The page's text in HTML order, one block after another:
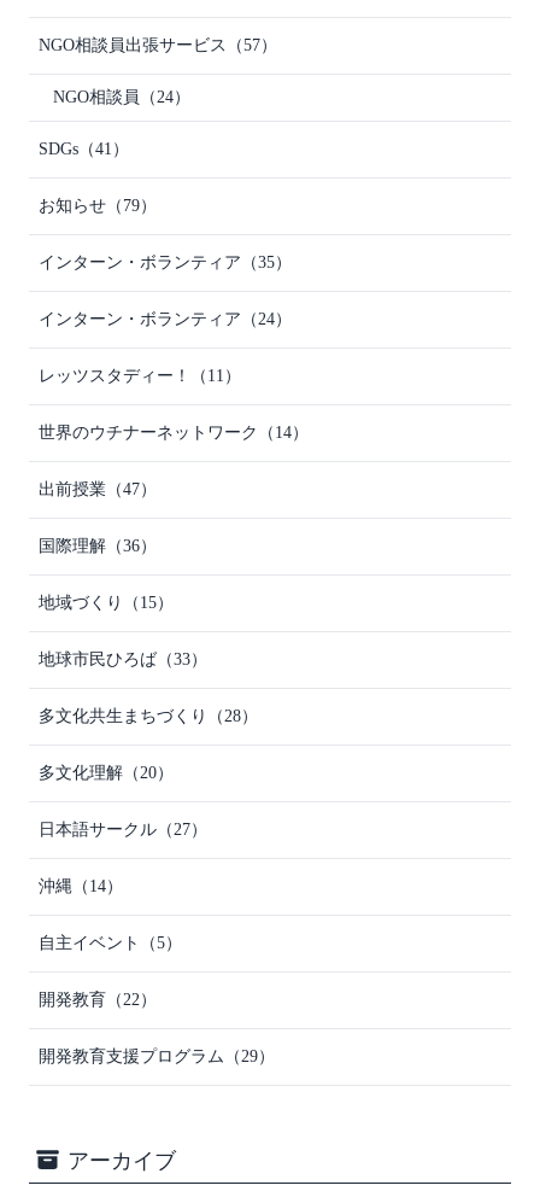
NGO相談員出張サービス （57）
NGO相談員 （24）
SDGs （41）
お知らせ （79）
インターン・ボランティア （35）
インターン・ボランティア （24）
レッツスタディー！ （11）
世界のウチナーネットワーク （14）
出前授業 （47）
国際理解 （36）
地域づくり （15）
地球市民ひろば （33）
多文化共生まちづくり （28）
多文化理解 （20）
日本語サークル （27）
沖縄 （14）
自主イベント （5）
開発教育 （22）
開発教育支援プログラム （29）
アーカイブ